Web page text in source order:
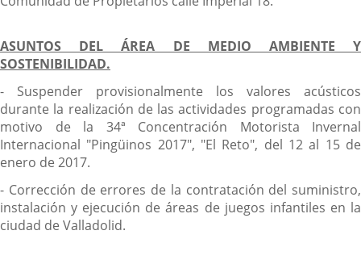
ASUNTOS DEL ÁREA DE MEDIO AMBIENTE Y
SOSTENIBILIDAD.
- Suspender provisionalmente los valores acústicos
durante la realización de las actividades programadas con
motivo de la 34ª Concentración Motorista Invernal
Internacional "Pingüinos 2017", "El Reto", del 12 al 15 de
enero de 2017.
- Corrección de errores de la contratación del suministro,
instalación y ejecución de áreas de juegos infantiles en la
ciudad de Valladolid.